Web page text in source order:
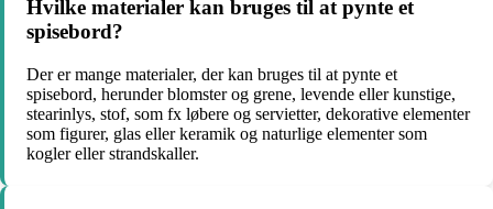
Hvilke materialer kan bruges til at pynte et
spisebord?
Der er mange materialer, der kan bruges til at pynte et
spisebord, herunder blomster og grene, levende eller kunstige,
stearinlys, stof, som fx løbere og servietter, dekorative elementer
som figurer, glas eller keramik og naturlige elementer som
kogler eller strandskaller.